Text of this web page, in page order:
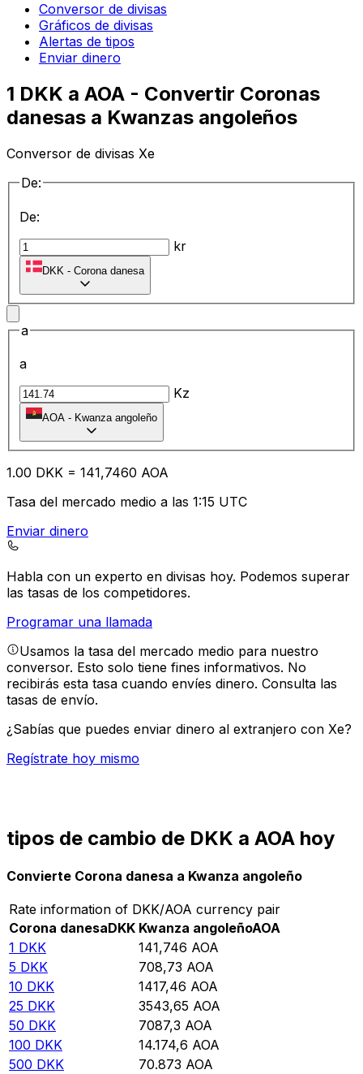
Conversor de divisas
Gráficos de divisas
Alertas de tipos
Enviar dinero
1 DKK a AOA - Convertir Coronas
danesas a Kwanzas angoleños
Conversor de divisas Xe
De:
De:
kr
DKK - Corona danesa
a
a
Kz
AOA - Kwanza angoleño
1.00 DKK = 141,7460 AOA
Tasa del mercado medio a las 1:15 UTC
Enviar dinero
Habla con un experto en divisas hoy. Podemos superar
las tasas de los competidores.
Programar una llamada
Usamos la tasa del mercado medio para nuestro
conversor. Esto solo tiene fines informativos. No
recibirás esta tasa cuando envíes dinero. Consulta las
tasas de envío.
¿Sabías que puedes enviar dinero al extranjero con Xe?
Regístrate hoy mismo
tipos de cambio de DKK a AOA hoy
Convierte Corona danesa a Kwanza angoleño
Rate information of DKK/AOA currency pair
Corona danesaDKK Kwanza angoleñoAOA
1 DKK 141,746 AOA
5 DKK 708,73 AOA
10 DKK 1417,46 AOA
25 DKK 3543,65 AOA
50 DKK 7087,3 AOA
100 DKK 14.174,6 AOA
500 DKK 70.873 AOA